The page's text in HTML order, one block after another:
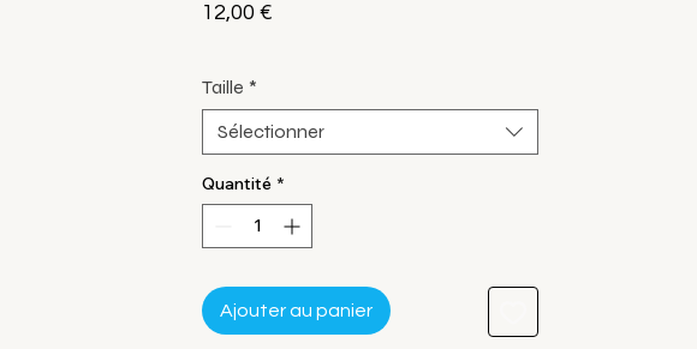
12,00 €
Taille *
Sélectionner
Quantité *
Ajouter au panier